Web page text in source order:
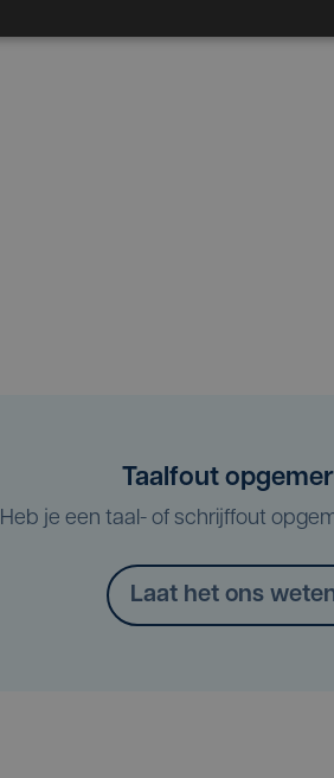
Taalfout
Heb je een taal- of schrijffout
Laat het ons